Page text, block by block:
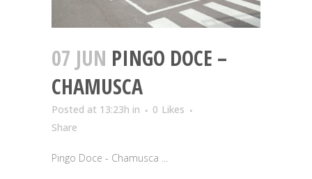
07 JUN PINGO DOCE –
CHAMUSCA
Posted at 13:23h in 0 Likes
Share
Pingo Doce - Chamusca ...